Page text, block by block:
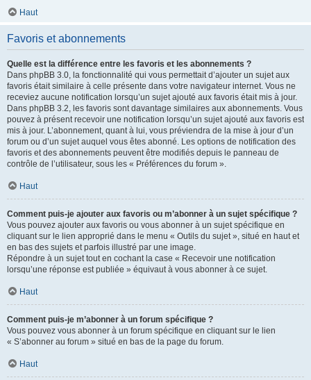
Haut
Favoris et abonnements
Quelle est la différence entre les favoris et les abonnements ?
Dans phpBB 3.0, la fonctionnalité qui vous permettait d’ajouter un sujet aux
favoris était similaire à celle présente dans votre navigateur internet. Vous ne
receviez aucune notification lorsqu’un sujet ajouté aux favoris était mis à jour.
Dans phpBB 3.2, les favoris sont davantage similaires aux abonnements. Vous
pouvez à présent recevoir une notification lorsqu’un sujet ajouté aux favoris est
mis à jour. L’abonnement, quant à lui, vous préviendra de la mise à jour d’un
forum ou d’un sujet auquel vous êtes abonné. Les options de notification des
favoris et des abonnements peuvent être modifiés depuis le panneau de
contrôle de l’utilisateur, sous les « Préférences du forum ».
Haut
Comment puis-je ajouter aux favoris ou m’abonner à un sujet spécifique ?
Vous pouvez ajouter aux favoris ou vous abonner à un sujet spécifique en
cliquant sur le lien approprié dans le menu « Outils du sujet », situé en haut et
en bas des sujets et parfois illustré par une image.
Répondre à un sujet tout en cochant la case « Recevoir une notification
lorsqu’une réponse est publiée » équivaut à vous abonner à ce sujet.
Haut
Comment puis-je m’abonner à un forum spécifique ?
Vous pouvez vous abonner à un forum spécifique en cliquant sur le lien
« S’abonner au forum » situé en bas de la page du forum.
Haut